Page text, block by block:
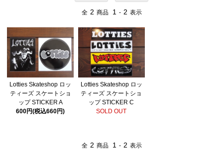
全 2 商品 1 - 2 表示
Lotties Skateshop ロッ
ティーズ スケートショ
ップ STICKER A
600円(税込660円)
Lotties Skateshop ロッ
ティーズ スケートショ
ップ STICKER C
SOLD OUT
全 2 商品 1 - 2 表示